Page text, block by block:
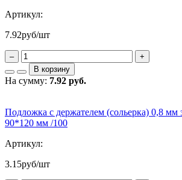
Артикул:
7.92руб/шт
–
+
В корзину
На сумму: 7.92 руб.
Подложка с держателем (сольерка) 0,8 мм
90*120 мм /100
Артикул:
3.15руб/шт